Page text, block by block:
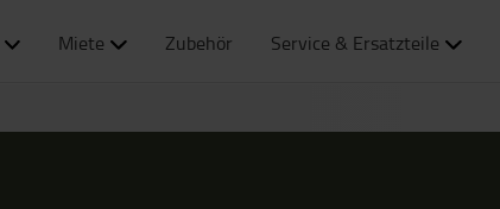
Miete Zubehör Service & Ersatzteile